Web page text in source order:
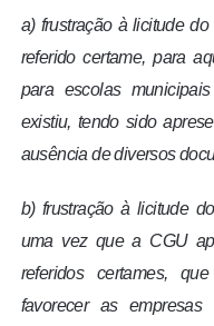
a) frustração à licitude
referido certame, para
para escolas
existiu, tendo sido
ausência de diversos
b) frustração à licitude
uma vez que a CGU
referidos certames,
favorecer as